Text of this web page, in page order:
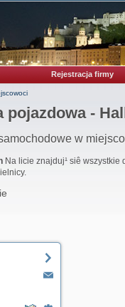
Rejestracja firmy
pojazdowa -
w
Na licie znajduj¹ siê wszystkie